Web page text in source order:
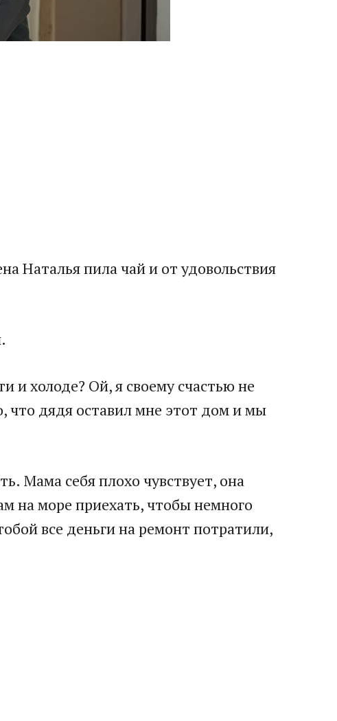
Наталья пила чай и от удовольствия
и холоде? Ой, я своему счастью не
что дядя оставил мне этот дом и мы
Мама себя плохо чувствует, она
на море приехать, чтобы немного
все деньги на ремонт потратили,